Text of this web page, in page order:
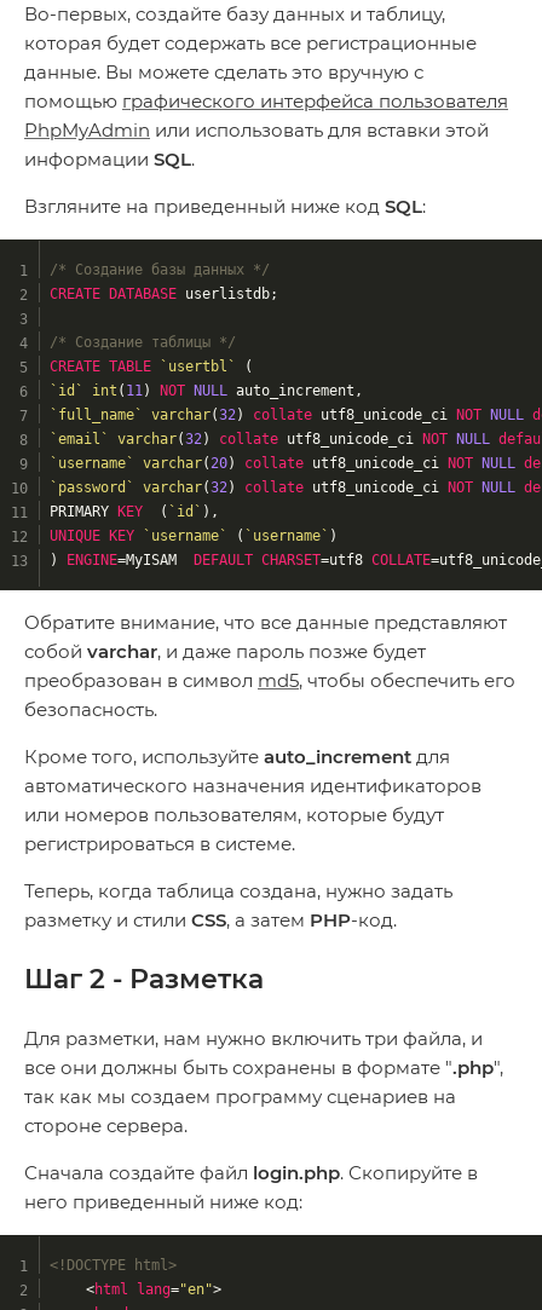
Во-первых, создайте базу данных и таблицу,
которая будет содержать все регистрационные
данные. Вы можете сделать это вручную с
помощью графического интерфейса пользователя
PhpMyAdmin или использовать для вставки этой
информации SQL.
Взгляните на приведенный ниже код SQL:
/* Создание базы данных */
CREATE DATABASE userlistdb;
/* Создание таблицы */
CREATE TABLE `usertbl`
(
`id`
int ( 11) NOT NULL auto_increment,
`full_name`
varchar(32) collate utf8_unicode_ci NOT NULL
`email`
varchar(32) collate utf8_unicode_ci NOT NULL
`username`
varchar(20) collate utf8_unicode_ci NOT NULL
`password`
varchar(32) collate utf8_unicode_ci NOT NULL
PRIMARY KEY
  (
`id` ),
UNIQUE KEY `username` ( `username` )
) ENGINE=MyISAM DEFAULT CHARSET=utf8 COLLATE
Обратите внимание, что все данные представляют
собой varchar, и даже пароль позже будет
преобразован в символ md5, чтобы обеспечить его
безопасность.
Кроме того, используйте auto_increment для
автоматического назначения идентификаторов
или номеров пользователям, которые будут
регистрироваться в системе.
Теперь, когда таблица создана, нужно задать
разметку и стили CSS, а затем PHP-код.
Шаг 2 - Разметка
Для разметки, нам нужно включить три файла, и
все они должны быть сохранены в формате ".php",
так как мы создаем программу сценариев на
стороне сервера.
Сначала создайте файл login.php. Скопируйте в
него приведенный ниже код:
<!DOCTYPE html>
<html lang="en">